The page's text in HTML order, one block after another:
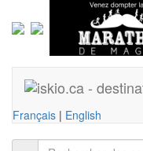
Français | English